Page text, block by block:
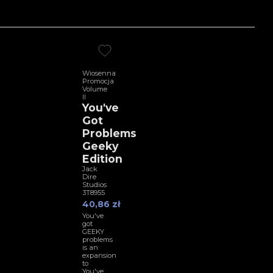
Wiosenna
Promocja
Volume
II
You've
Got
Problems
Geeky
Edition
Jack
Dire
Studios
3T8955
40,86 zł
You've
got
GEEKY
problems
is an
expansion
to